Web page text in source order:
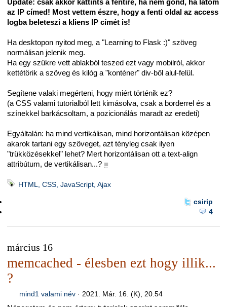
Update: csak akkor kattints a fentire, ha nem gond, ha látom
az IP címed! Most vettem észre, hogy a fenti oldal az access
logba beleteszi a kliens IP címét is!
Ha desktopon nyitod meg, a "Learning to Flask :)" szöveg
normálisan jelenik meg.
Ha egy szűkre vett ablakból teszed ezt vagy mobilról, akkor
kettétörik a szöveg és kilóg a "konténer" div-ből alul-felül.
Segítene valaki megérteni, hogy miért történik ez?
(a CSS valami tutorialból lett kimásolva, csak a borderrel és a
színekkel barkácsoltam, a pozicionálás maradt az eredeti)
Egyáltalán: ha mind vertikálisan, mind horizontálisan középen
akarok tartani egy szöveget, azt tényleg csak ilyen
"trükközésekkel" lehet? Mert horizontálisan ott a text-align
attribútum, de vertikálisan...? ■
HTML, CSS, JavaScript, Ajax
csirip
4
március 16
memcached - élesben ezt hogy illik...
?
mind1 valami név· 2021. Már. 16. (K), 20.54